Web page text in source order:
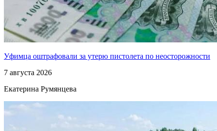
Уфимца оштрафовали за утерю пистолета по неосторожности
7 августа 2026
Екатерина Румянцева